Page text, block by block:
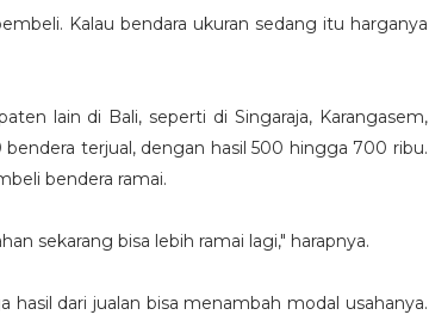
Kalau bendara ukuran sedang itu harganya
lain di Bali, seperti di Singaraja, Karangasem,
terjual, dengan hasil 500 hingga 700 ribu.
bendera ramai.
sekarang bisa lebih ramai lagi," harapnya.
hasil dari jualan bisa menambah modal usahanya.